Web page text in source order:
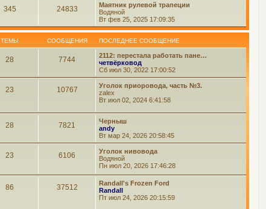
345 24833
Маятник рулевой трапеции
Водяной
Вт фев 25, 2025 17:09:35
ТЕМЫ СООБЩЕНИЯ ПОСЛЕДНЕЕ СООБЩЕНИЕ
28 7744
2112: перестала работать пане…
четвёрковод
Сб июл 30, 2022 17:00:52
23 10767
Уголок приоровода, часть №3.
zalex
Вт июл 02, 2024 6:41:58
28 7821
Черныш
andy
Вт мар 24, 2026 20:58:45
23 6106
Уголок нивовода
Водяной
Пн июл 20, 2026 17:46:28
86 37512
Randall's Frozen Ford
Randall
Пт июл 24, 2026 20:15:59